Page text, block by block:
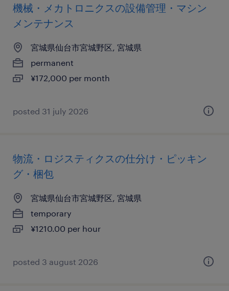
機械・メカトロニクスの設備管理・マシン
メンテナンス
宮城県仙台市宮城野区, 宮城県
permanent
¥172,000 per month
posted 31 july 2026
物流・ロジスティクスの仕分け・ピッキン
グ・梱包
宮城県仙台市宮城野区, 宮城県
temporary
¥1210.00 per hour
posted 3 august 2026